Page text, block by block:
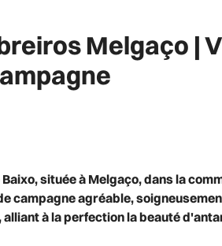
Melgaço |
située à Melgaço, dans la
campagne agréable,
à la perfection la beauté